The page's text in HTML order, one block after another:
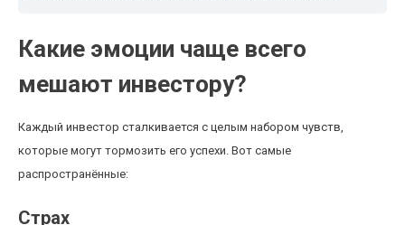
Какие эмоции чаще всего
мешают инвестору?
Каждый инвестор сталкивается с целым набором чувств,
которые могут тормозить его успехи. Вот самые
распространённые:
Страх